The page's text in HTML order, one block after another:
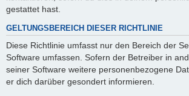
gestattet hast.
GELTUNGSBEREICH DIESER RICHTLINIE
Diese Richtlinie umfasst nur den Bereich der
Software umfassen. Sofern der Betreiber in
seiner Software weitere personenbezogene
er dich darüber gesondert informieren.